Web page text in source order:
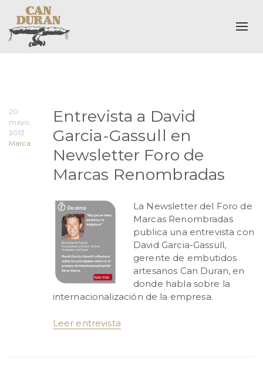
20
mayo,
2013
Marca
Entrevista a David
Garcia-Gassull en
Newsletter Foro de
Marcas Renombradas
La Newsletter del Foro de
Marcas Renombradas
publica una entrevista con
David Garcia-Gassull,
gerente de embutidos
artesanos Can Duran, en
donde habla sobre la
internacionalización de la empresa.
Leer entrevista